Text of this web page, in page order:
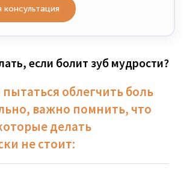
консультация
если болит зуб мудрости?
облегчить боль
важно помнить, что
делать
не стоит: